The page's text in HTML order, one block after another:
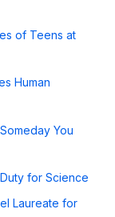
of Teens at
Human
You
for Science
Laureate for